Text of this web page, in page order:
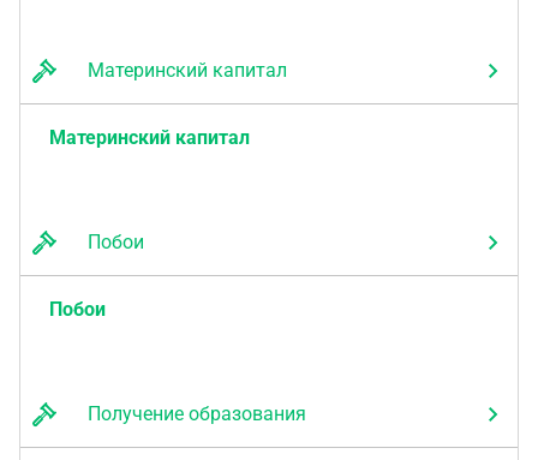
Материнский капитал
Материнский капитал
Побои
Побои
Получение образования